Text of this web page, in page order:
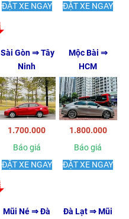
ĐẶT XE NGAY ĐẶT XE NGAY
Sài Gòn ⇒ Tây
Ninh
Mộc Bài ⇒
HCM
1.700.000
1.800.000
Báo giá
Báo giá
ĐẶT XE NGAY ĐẶT XE NGAY
Mũi Né ⇒ Đà
Đà Lạt ⇒ Mũi